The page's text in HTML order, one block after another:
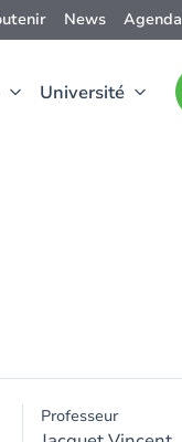
News Agenda
Université
Professeur